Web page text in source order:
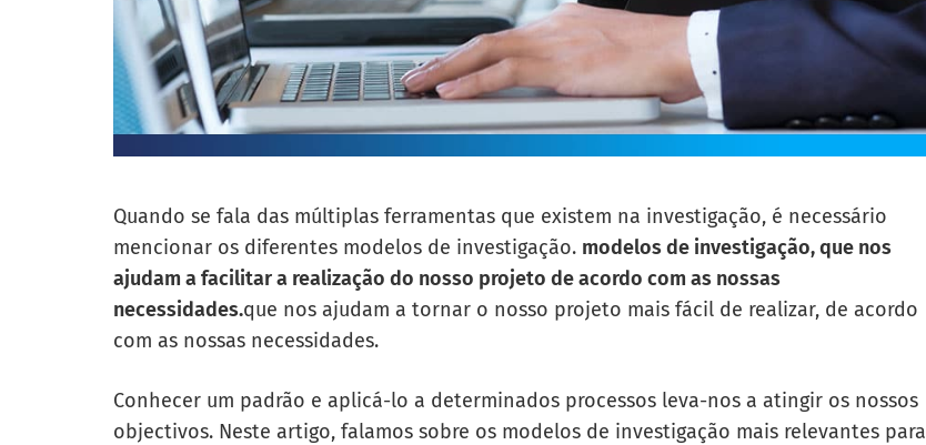
Quando se fala das múltiplas ferramentas que existem na investigação, é necessário
mencionar os diferentes modelos de investigação. modelos de investigação, que nos
ajudam a facilitar a realização do nosso projeto de acordo com as nossas
necessidades.que nos ajudam a tornar o nosso projeto mais fácil de realizar, de acordo
com as nossas necessidades.
Conhecer um padrão e aplicá-lo a determinados processos leva-nos a atingir os nossos
objectivos. Neste artigo, falamos sobre os modelos de investigação mais relevantes para